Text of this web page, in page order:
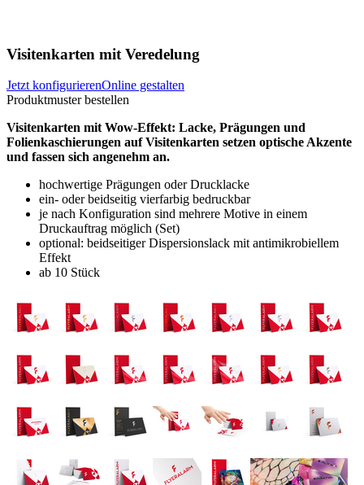
Visitenkarten mit Veredelung
Jetzt konfigurierenOnline gestalten
Produktmuster bestellen
Visitenkarten mit Wow-Effekt: Lacke, Prägungen und
Folienkaschierungen auf Visitenkarten setzen optische Akzente
und fassen sich angenehm an.
hochwertige Prägungen oder Drucklacke
ein- oder beidseitig vierfarbig bedruckbar
je nach Konfiguration sind mehrere Motive in einem
Druckauftrag möglich (Set)
optional: beidseitiger Dispersionslack mit antimikrobiellem
Effekt
ab 10 Stück